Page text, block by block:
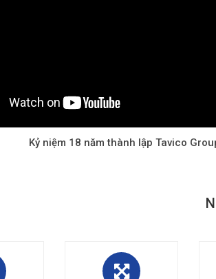
Kỷ niệm 18 năm thành lập Tavico